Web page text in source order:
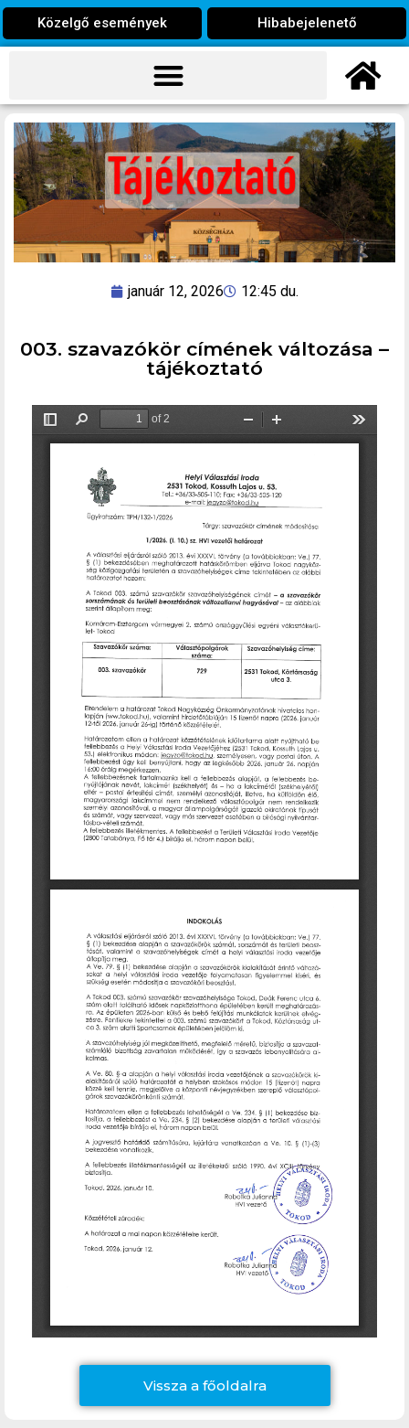
Közelgő események Hibabejelenető
január 12, 2026 12:45 du.
003. szavazókör címének változása –
tájékoztató
Vissza a főoldalra